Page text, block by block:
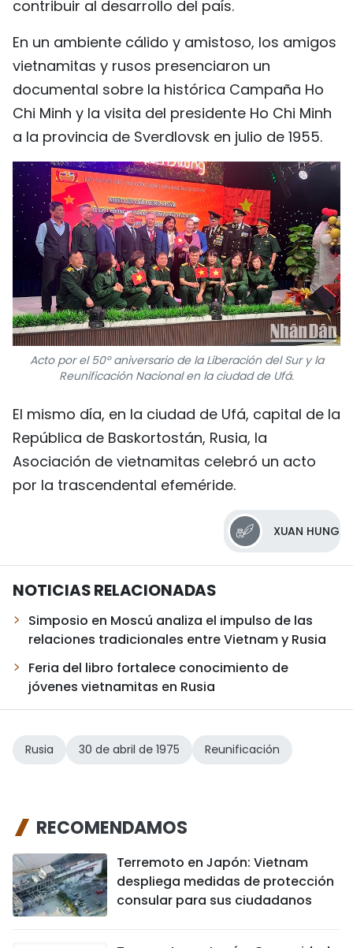
contribuir al desarrollo del país.
En un ambiente cálido y amistoso, los amigos
vietnamitas y rusos presenciaron un
documental sobre la histórica Campaña Ho
Chi Minh y la visita del presidente Ho Chi Minh
a la provincia de Sverdlovsk en julio de 1955.
Acto por el 50º aniversario de la Liberación del Sur y la
Reunificación Nacional en la ciudad de Ufá.
El mismo día, en la ciudad de Ufá, capital de la
República de Baskortostán, Rusia, la
Asociación de vietnamitas celebró un acto
por la trascendental efeméride.
XUAN HUNG
NOTICIAS RELACIONADAS
Simposio en Moscú analiza el impulso de las
relaciones tradicionales entre Vietnam y Rusia
Feria del libro fortalece conocimiento de
jóvenes vietnamitas en Rusia
Rusia 30 de abril de 1975 Reunificación
RECOMENDAMOS
Terremoto en Japón: Vietnam
despliega medidas de protección
consular para sus ciudadanos